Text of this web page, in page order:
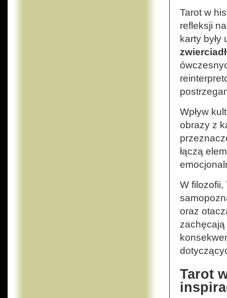
Tarot w
refleksji
karty
Wpływ
obrazy z
łączą
W filozofii,
oraz
zachęcają
Tarot